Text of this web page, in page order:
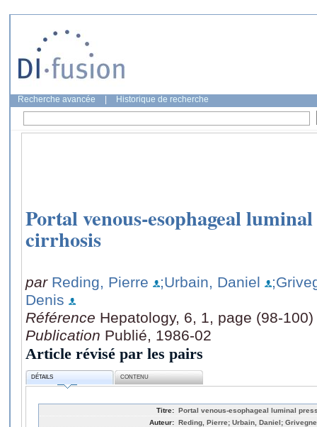
Recherche avancée Historique de recherche
Portal venous-esophageal
cirrhosis
par Reding, Pierre ;Urbain, Daniel
Denis
Référence Hepatology, 6, 1, page (98-100)
Publication Publié, 1986-02
Article révisé par les pairs
DÉTAILS CONTENU
Titre: Portal venous-esophageal luminal
Auteur: Reding, Pierre; Urbain, Daniel;